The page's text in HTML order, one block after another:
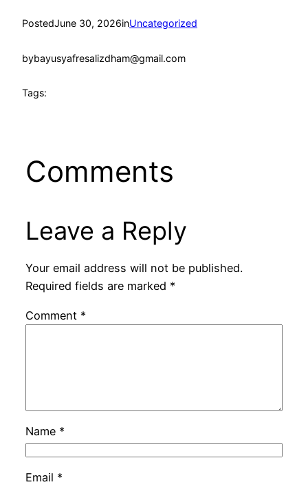
PostedJune 30, 2026inUncategorized
bybayusyafresalizdham@gmail.com
Tags:
Comments
Leave a Reply
Your email address will not be published.
Required fields are marked *
Comment *
Name *
Email *